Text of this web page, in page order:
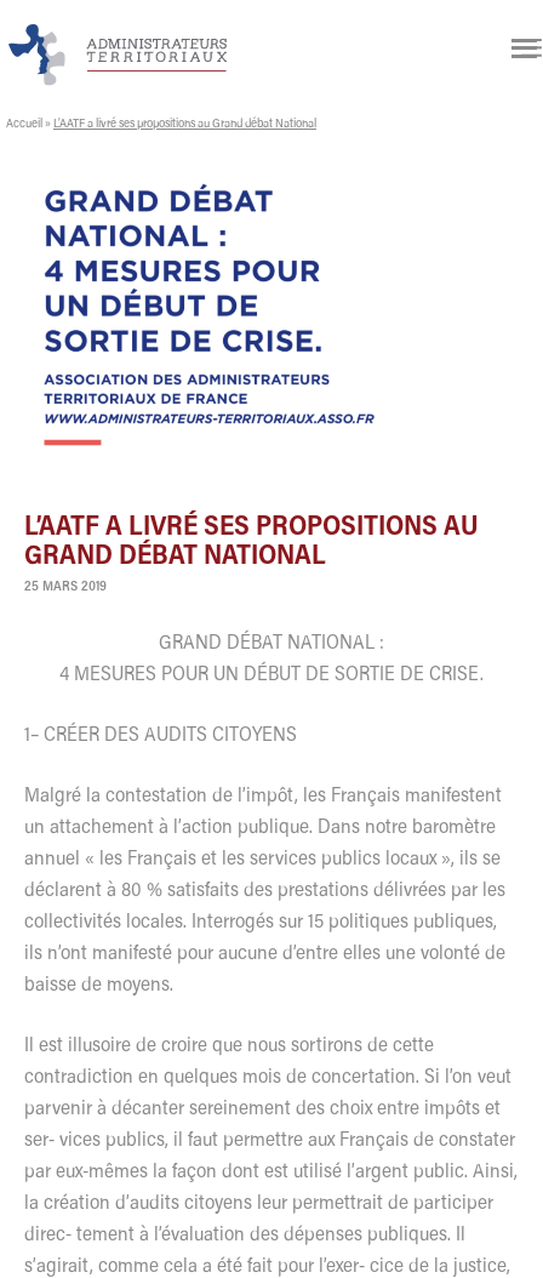
Accueil » L’AATF a livré ses propositions au Grand débat National
L’AATF A LIVRÉ SES PROPOSITIONS AU
GRAND DÉBAT NATIONAL
25 MARS 2019
GRAND DÉBAT NATIONAL :
4 MESURES POUR UN DÉBUT DE SORTIE DE CRISE.
1– CRÉER DES AUDITS CITOYENS
Malgré la contestation de l’impôt, les Français manifestent
un attachement à l’action publique. Dans notre baromètre
annuel « les Français et les services publics locaux », ils se
déclarent à 80 % satisfaits des prestations délivrées par les
collectivités locales. Interrogés sur 15 politiques publiques,
ils n’ont manifesté pour aucune d’entre elles une volonté de
baisse de moyens.
Il est illusoire de croire que nous sortirons de cette
contradiction en quelques mois de concertation. Si l’on veut
parvenir à décanter sereinement des choix entre impôts et
ser- vices publics, il faut permettre aux Français de constater
par eux-mêmes la façon dont est utilisé l’argent public. Ainsi,
la création d’audits citoyens leur permettrait de participer
direc- tement à l’évaluation des dépenses publiques. Il
s’agirait, comme cela a été fait pour l’exer- cice de la justice,